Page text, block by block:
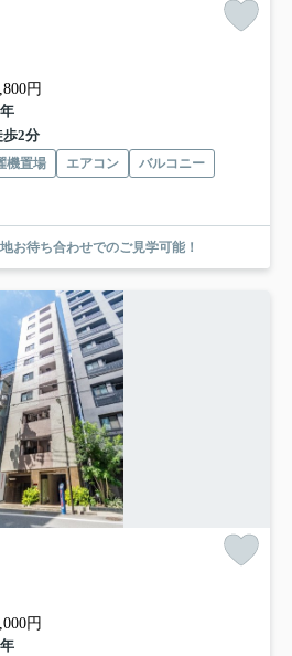
円
歩2分
機置場 エアコン
バルコニー
お待ち合わせでのご見学可能！
円